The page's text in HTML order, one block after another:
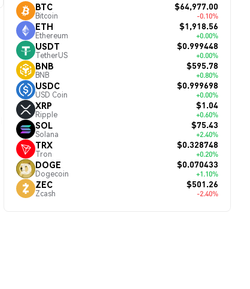
BTC
Bitcoin
$64,977.00
-0.10%
ETH
Ethereum
$1,918.56
+0.00%
USDT
TetherUS
$0.999448
+0.00%
BNB
BNB
$595.78
+0.80%
USDC
USD Coin
$0.999698
+0.00%
XRP
Ripple
$1.04
+0.60%
SOL
Solana
$75.43
+2.40%
TRX
Tron
$0.328748
+0.20%
DOGE
Dogecoin
$0.070433
+1.10%
ZEC
Zcash
$501.26
-2.40%